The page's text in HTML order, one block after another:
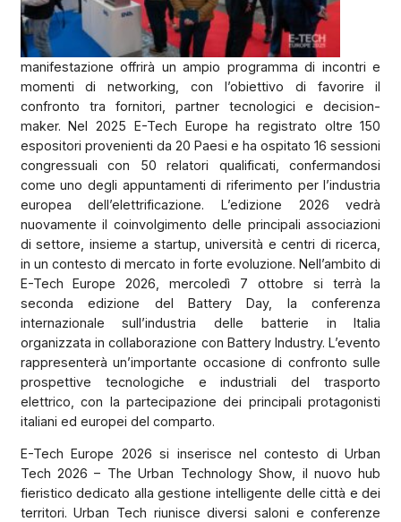
manifestazione offrirà un ampio programma di incontri e
momenti di networking, con l’obiettivo di favorire il
confronto tra fornitori, partner tecnologici e decision-
maker. Nel 2025 E-Tech Europe ha registrato oltre 150
espositori provenienti da 20 Paesi e ha ospitato 16 sessioni
congressuali con 50 relatori qualificati, confermandosi
come uno degli appuntamenti di riferimento per l’industria
europea dell’elettrificazione. L’edizione 2026 vedrà
nuovamente il coinvolgimento delle principali associazioni
di settore, insieme a startup, università e centri di ricerca,
in un contesto di mercato in forte evoluzione. Nell’ambito di
E-Tech Europe 2026, mercoledì 7 ottobre si terrà la
seconda edizione del Battery Day, la conferenza
internazionale sull’industria delle batterie in Italia
organizzata in collaborazione con Battery Industry. L’evento
rappresenterà un’importante occasione di confronto sulle
prospettive tecnologiche e industriali del trasporto
elettrico, con la partecipazione dei principali protagonisti
italiani ed europei del comparto.
E-Tech Europe 2026 si inserisce nel contesto di Urban
Tech 2026 – The Urban Technology Show, il nuovo hub
fieristico dedicato alla gestione intelligente delle città e dei
territori. Urban Tech riunisce diversi saloni e conferenze